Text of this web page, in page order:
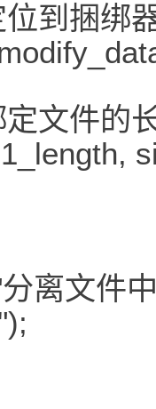
到捆绑
定文件
离文件